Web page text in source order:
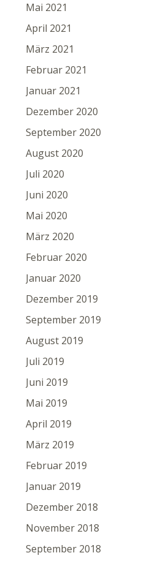
Mai 2021
April 2021
März 2021
Februar 2021
Januar 2021
Dezember 2020
September 2020
August 2020
Juli 2020
Juni 2020
Mai 2020
März 2020
Februar 2020
Januar 2020
Dezember 2019
September 2019
August 2019
Juli 2019
Juni 2019
Mai 2019
April 2019
März 2019
Februar 2019
Januar 2019
Dezember 2018
November 2018
September 2018